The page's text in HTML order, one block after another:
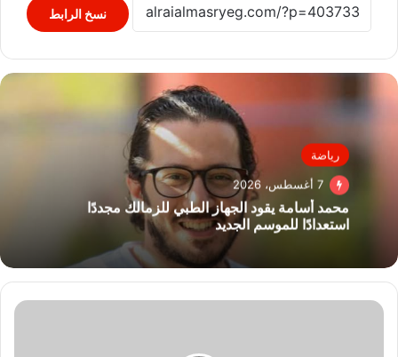
نسخ الرابط
رياضة
7 أغسطس، 2026
محمد أسامة يقود الجهاز الطبي للزمالك مجددًا
استعدادًا للموسم الجديد
مستقبل